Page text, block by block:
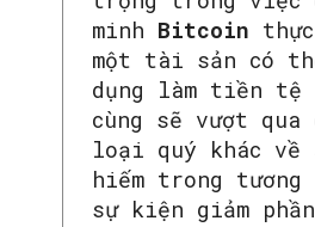
minh Bitcoin
một tài sản có
dụng làm tiền tệ
cùng sẽ vượt qua
loại quý khác về
hiếm trong
sự kiện giảm